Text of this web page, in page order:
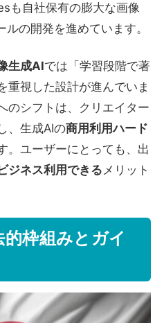
も自社保有の膨大な画像
の開発を進めています。
生成AIでは「学習段階で著
重視した設計が進んでいま
のシフトは、クリエイター
、生成AIの商用利用ハード
。ユーザーにとっても、出
ジネス利用できるメリット
枠組みとガイ